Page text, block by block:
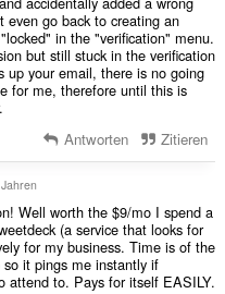
even go back to creating an
in the "verification" menu.
but still stuck in the verification
up your email, there is no going
for me, therefore until this is
Antworten Zitieren
Well worth the $9/mo I spend a
(a service that looks for
for my business. Time is of the
it pings me instantly if
attend to. Pays for itself EASILY.